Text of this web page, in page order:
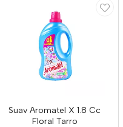
Suav Aromatel X 1.8 Cc
Floral Tarro